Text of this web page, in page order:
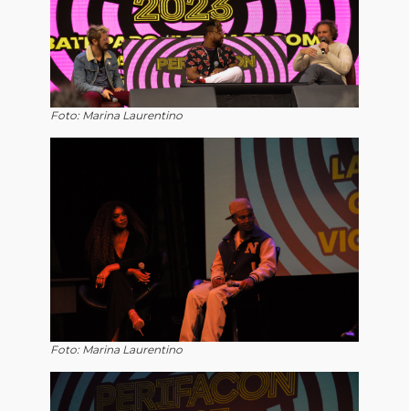
Foto: Marina Laurentino
Foto: Marina Laurentino